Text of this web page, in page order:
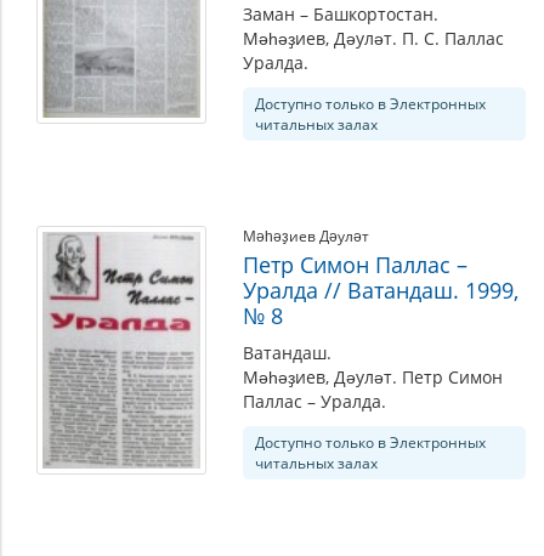
Заман – Башкортостан.
Мәһәҙиев, Дәyләт. П. С. Паллас
Уралда.
Доступно только в Электронных
читальных залах
Мәһәҙиев Дәyләт
Петр Симон Паллас –
Уралда // Ватандаш. 1999,
№ 8
Ватандаш.
Мәһәҙиев, Дәyләт. Петр Симон
Паллас – Уралда.
Доступно только в Электронных
читальных залах